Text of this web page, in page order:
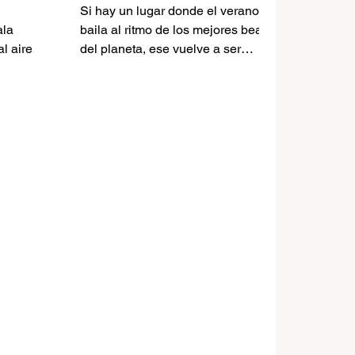
aire
Garnier, Disclosure y
The Martinez Brothers
Si hay un lugar donde el verano se
baila al ritmo de los mejores beats
del planeta, ese vuelve a ser